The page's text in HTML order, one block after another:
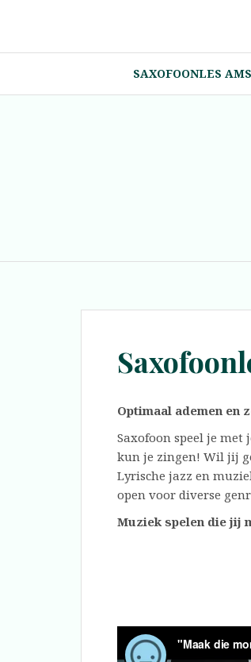
SAXOFOONLES
Optimaal ademen en
Saxofoon speel je
kun je zingen! Wil jij
Lyrische jazz en
open voor diverse
Muziek spelen die jij